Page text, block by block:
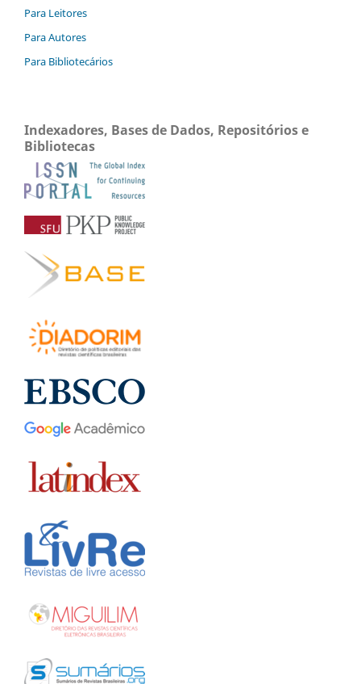
Para Leitores
Para Autores
Para Bibliotecários
Indexadores, Bases de Dados, Repositórios e
Bibliotecas